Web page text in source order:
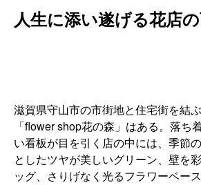
人生に添い遂げる花店の
滋賀県守山市の市街地と住宅街を結ぶ
「flower shop花の森」はある。落ち
い看板が目を引く店の中には、季節
としたツヤが美しいグリーン、壁を
ッグ、さりげなく光るフラワーベー